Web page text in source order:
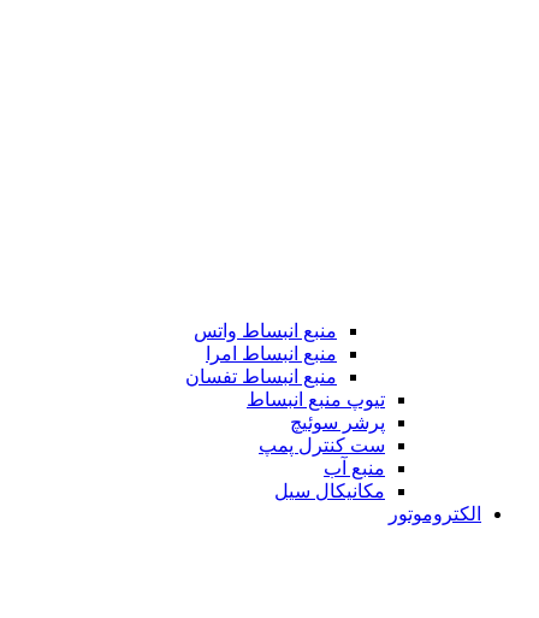
منبع انبساط واتس
منبع انبساط امرا
منبع انبساط تفسان
تیوپ منبع انبساط
پرشر سوئیچ
ست کنترل پمپ
منبع آب
مکانیکال سیل
الکتروموتور